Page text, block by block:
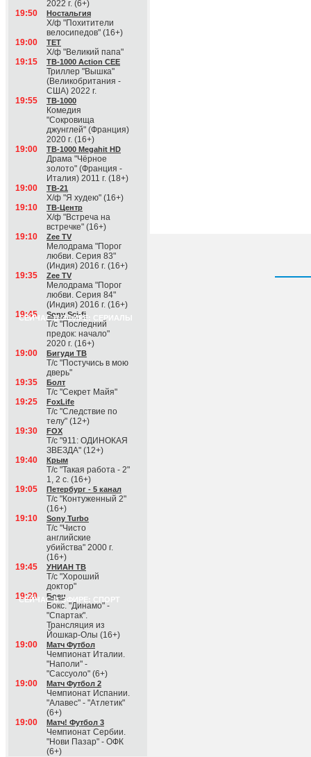
2022 г. (6+)
19:50
Ностальгия
Х/ф "Похитители
велосипедов" (16+)
19:00
ТЕТ
Х/ф "Великий папа"
19:15
ТВ-1000 Action CEE
Триллер "Вышка"
(Великобритания -
США) 2022 г.
19:55
ТВ-1000
Комедия
"Сокровища
джунглей" (Франция)
2020 г. (16+)
19:00
ТВ-1000 Megahit HD
Драма "Чёрное
золото" (Франция -
Италия) 2011 г. (18+)
19:00
ТВ-21
Х/ф "Я худею" (16+)
19:10
ТВ-Центр
Х/ф "Встреча на
встречке" (16+)
19:10
Zee TV
Мелодрама "Порог
любви. Серия 83"
(Индия) 2016 г. (16+)
19:35
Zee TV
Мелодрама "Порог
любви. Серия 84"
(Индия) 2016 г. (16+)
СЕЙЧАС В ЭФИРЕ: СЕРИАЛЫ
19:45 Sony Sci-fi
Т/с "Последний
предок: начало"
2020 г. (16+)
19:00
Бигуди ТВ
Т/с "Постучись в мою
дверь"
19:35
Болт
Т/с "Секрет Майя"
19:25
FoxLife
Т/с "Следствие по
телу" (12+)
19:30
FOX
Т/с "911: ОДИНОКАЯ
ЗВЕЗДА" (12+)
19:40
Крым
Т/с "Такая работа - 2"
1, 2 с. (16+)
19:05
Петербург - 5 канал
Т/с "Контуженный 2"
(16+)
19:10
Sony Turbo
Т/с "Чисто
английские
убийства" 2000 г.
(16+)
19:45
УНИАН ТВ
Т/с "Хороший
доктор"
СЕЙЧАС В ЭФИРЕ: СПОРТ
19:20 Боец
Бокс. "Динамо" -
"Спартак".
Трансляция из
Йошкар-Олы (16+)
19:00
Матч Футбол
Чемпионат Италии.
"Наполи" -
"Сассуоло" (6+)
19:00
Матч Футбол 2
Чемпионат Испании.
"Алавес" - "Атлетик"
(6+)
19:00
Матч! Футбол 3
Чемпионат Сербии.
"Нови Пазар" - ОФК
(6+)